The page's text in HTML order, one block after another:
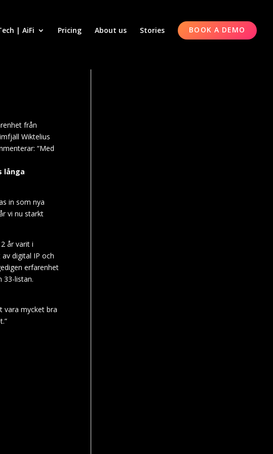
| AiFi Pricing About us Stories BOOK A DEMO
från
Wiktelius
“Med
långa
in som nya
vi nu starkt
år varit i
digital IP och
erfarenhet
33-listan.
vara mycket bra